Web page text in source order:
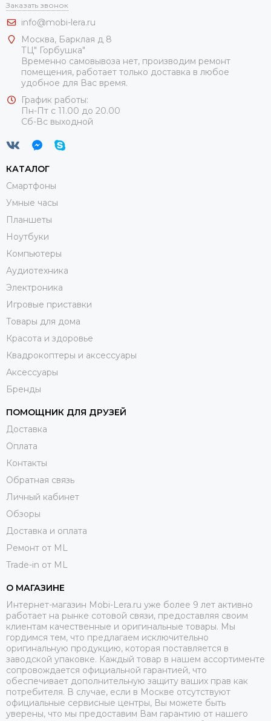
Заказать звонок
info@mobi-lera.ru
Москва, Барклая д 8
ТЦ" Горбушка"
Временно самовывоза нет, производим ремонт
помещения, работает только доставка в любое
удобное для Вас время.
График работы:
Пн-Пт с 11.00 до 20.00
Сб-Вс выходной
КАТАЛОГ
Смартфоны
Умные часы
Планшеты
Ноутбуки
Компьютеры
Аудиотехника
Электроника
Игровые приставки
Товары для дома
Красота и здоровье
Квадрокоптеры и аксессуары
Аксессуары
Бренды
ПОМОЩНИК ДЛЯ ДРУЗЕЙ
Доставка
Оплата
Контакты
Обратная связь
Личный кабинет
Обзоры
Доставка и оплата
Ремонт от ML
Trade-in от ML
О МАГАЗИНЕ
Интернет-магазин Mobi-Lera.ru уже более 9 лет активно
работает на рынке сотовой связи, предоставляя своим
клиентам качественные и оригинальные товары. Мы
гордимся тем, что предлагаем исключительно
оригинальную продукцию, которая поставляется в
заводской упаковке. Каждый товар в нашем ассортименте
сопровождается официальной гарантией, что
обеспечивает дополнительную защиту ваших прав как
потребителя. В случае, если в Москве отсутствуют
официальные сервисные центры, Вы можете быть
уверены, что мы предоставим Вам гарантию от нашего